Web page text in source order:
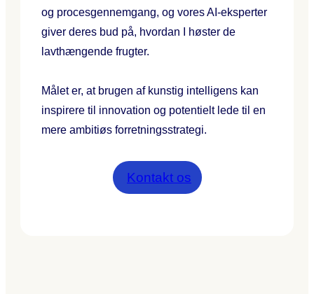
og procesgennemgang, og vores AI-eksperter
giver deres bud på, hvordan I høster de
lavthængende frugter.
Målet er, at brugen af kunstig intelligens kan
inspirere til innovation og potentielt lede til en
mere ambitiøs forretningsstrategi.
Kontakt os